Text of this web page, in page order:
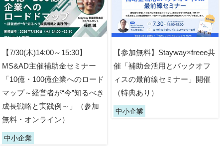
【7/30(木)14:00～15:30】
MS&AD主催補助金セミナー
「10億・100億企業へのロード
マップ～経営者が“今”知るべき
成長戦略と実践例～」（参加
無料・オンライン）
中小企業
【参加無料】Stayway×freee共
催「補助金活用とバックオフ
ィスの最前線セミナー」開催
（特典あり）
中小企業